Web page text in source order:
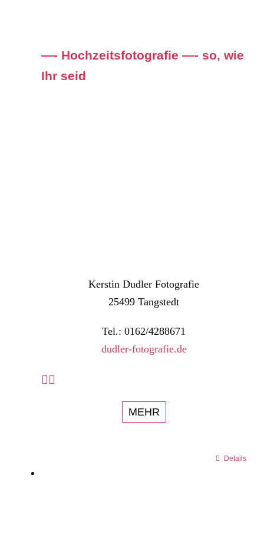
—- Hochzeitsfotografie —- so, wie
Ihr seid
Kerstin Dudler Fotografie
25499 Tangstedt
Tel.: 0162/4288671
dudler-fotografie.de
MEHR
Details